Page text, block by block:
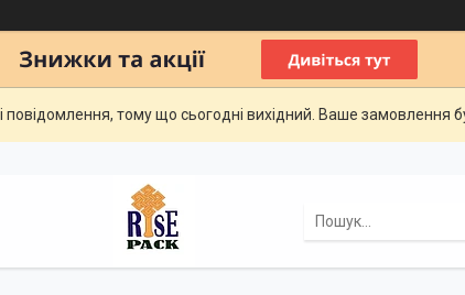
тому що сьогодні вихідний. Ваше замовлення